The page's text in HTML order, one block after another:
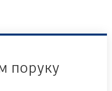
поруку